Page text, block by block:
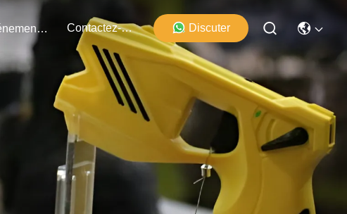
Événements Contactez-Nous Discuter